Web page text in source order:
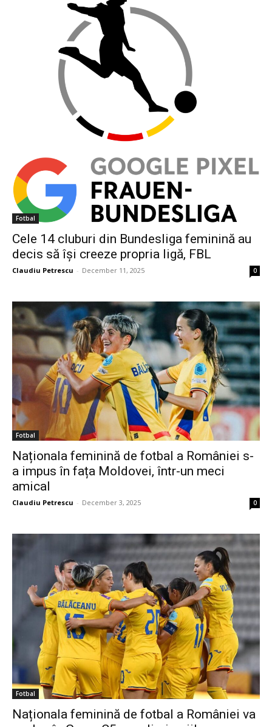
Fotbal
Cele 14 cluburi din Bundesliga feminină au
decis să își creeze propria ligă, FBL
Claudiu Petrescu - December 11, 2025 0
Fotbal
Naționala feminină de fotbal a României s-
a impus în fața Moldovei, într-un meci
amical
Claudiu Petrescu - December 3, 2025 0
Fotbal
Naționala feminină de fotbal a României va